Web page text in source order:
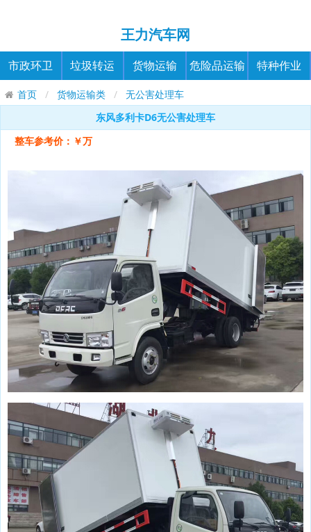
王力汽车网
市政环卫 垃圾转运 货物运输 危险品运输 特种作业
首页 货物运输类
无公害处理车
东风多利卡D6无公害处理车
整车参考价：￥万